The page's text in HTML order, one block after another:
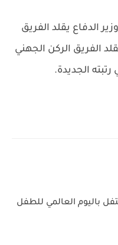
الدفاع يقلد الفريق
الفريق الركن الجهني
رتبته الجديدة.
باليوم العالمي للطفل